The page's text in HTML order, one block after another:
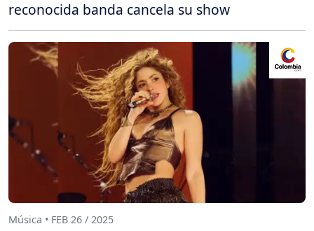
reconocida banda cancela su show
Música • FEB 26 / 2025